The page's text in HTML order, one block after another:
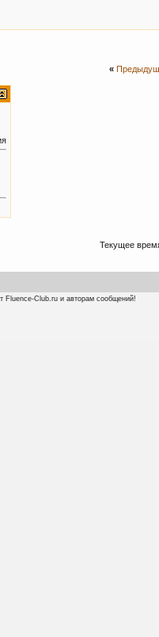
«
Текущее
Club.ru и авторам сообщений!
Club.ru;